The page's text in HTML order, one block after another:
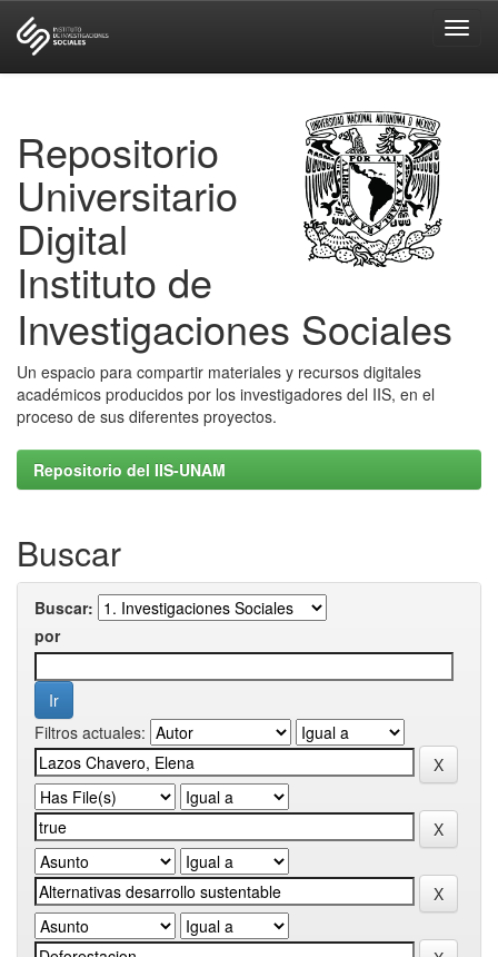
Repositorio
Universitario
Digital
Instituto de
Investigaciones Sociales
Un espacio para compartir materiales y recursos digitales
académicos producidos por los investigadores del IIS, en el
proceso de sus diferentes proyectos.
Repositorio del IIS-UNAM
Buscar
Buscar:
por
Filtros actuales: